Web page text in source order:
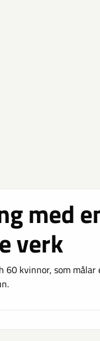
med
verk
60 kvinnor, som målar